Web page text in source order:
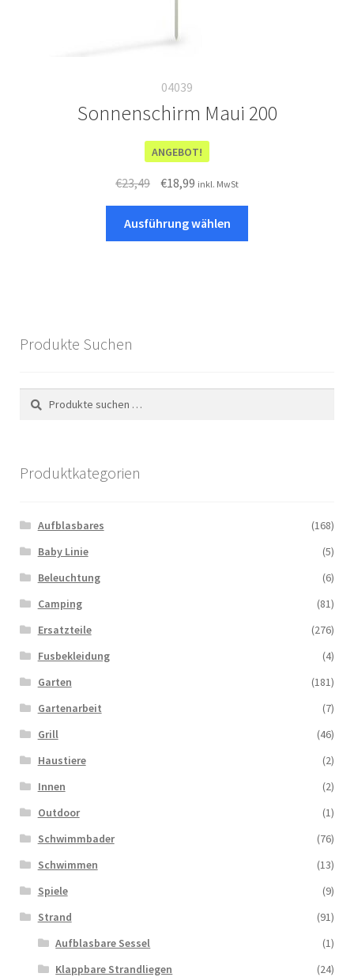
04039
Sonnenschirm Maui 200
ANGEBOT!
€23,49
Ursprünglicher
Preis
war:
€23,49
€18,99Aktueller
Preis
ist:
€18,99.
inkl. MwSt
Ausführung wählen
auf
Produkte Suchen
Suchen
nach:
Suchen
Produktkategorien
Aufblasbares
(168)
Baby Linie
(5)
Beleuchtung
(6)
Camping
(81)
Ersatzteile
(276)
Fusbekleidung
(4)
Garten
(181)
Gartenarbeit
(7)
Grill
(46)
Haustiere
(2)
Innen
(2)
Outdoor
(1)
Schwimmbader
(76)
Schwimmen
(13)
Spiele
(9)
Strand
(91)
Aufblasbare Sessel
(1)
Klappbare Strandliegen
(24)